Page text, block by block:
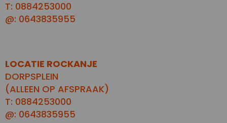
T: 0884253000
@: 0643835955
LOCATIE ROCKANJE
DORPSPLEIN
(ALLEEN OP AFSPRAAK)
T: 0884253000
@: 0643835955